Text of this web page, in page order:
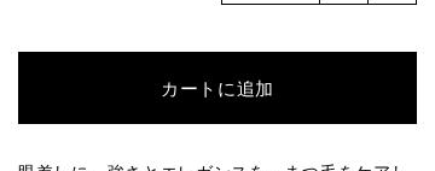
カートに追加